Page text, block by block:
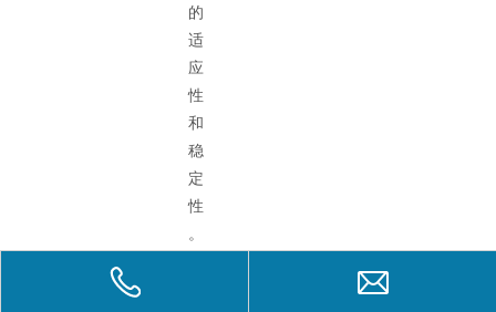
的
适
应
性
和
稳
定
性
。